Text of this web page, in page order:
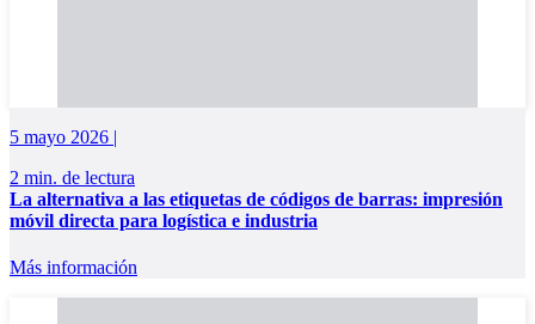
5 mayo 2026 |
2 min. de lectura
La alternativa a las etiquetas de códigos de barras: impresión
móvil directa para logística e industria
Más información